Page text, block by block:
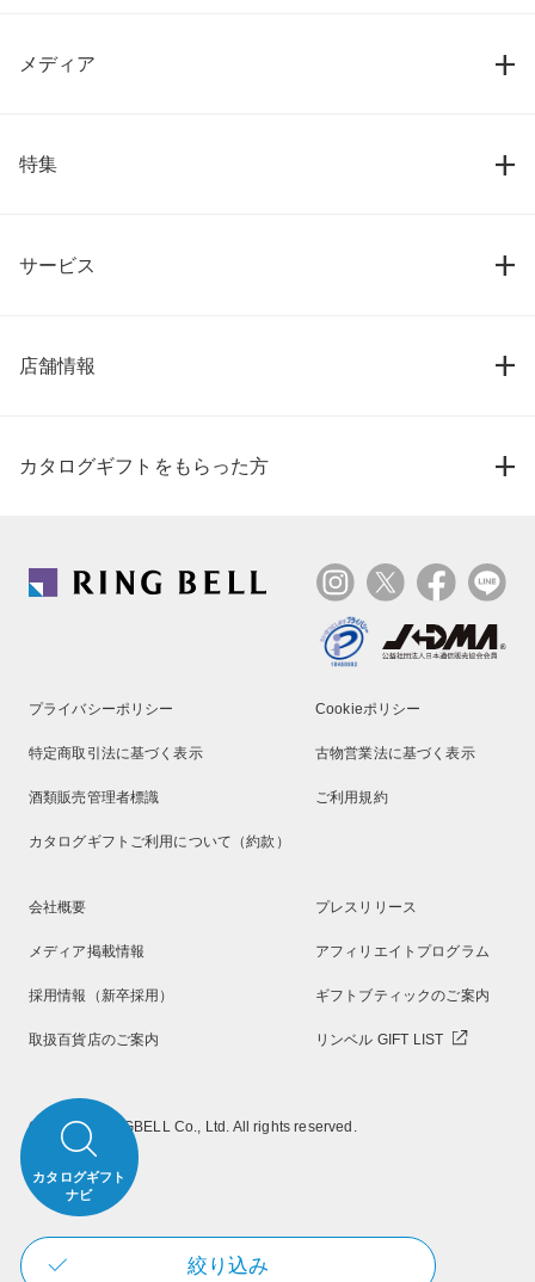
メディア
特集
サービス
店舗情報
カタログギフトをもらった方
プライバシーポリシー Cookieポリシー
特定商取引法に基づく表示 古物営業法に基づく表示
酒類販売管理者標識 ご利用規約
カタログギフトご利用について（約款）
会社概要 プレスリリース
メディア掲載情報 アフィリエイトプログラム
採用情報（新卒採用） ギフトブティックのご案内
取扱百貨店のご案内 リンベル GIFT LIST
Copyright RINGBELL Co., Ltd. All rights reserved.
カタログギフト
ナビ
絞り込み